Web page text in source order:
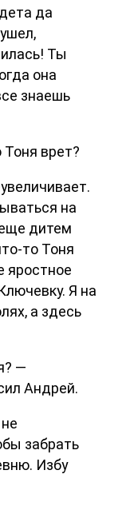
да
Ты
она
знаешь
врет?
на
дитем
то Тоня
яростное
Я на
а здесь
—
Андрей.
забрать
Избу